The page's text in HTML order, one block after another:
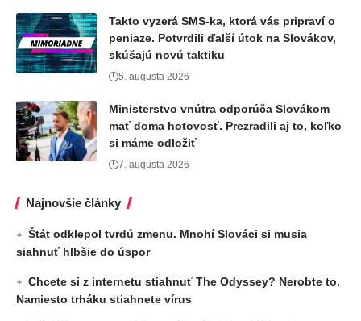
Takto vyzerá SMS-ka, ktorá vás pripraví o
peniaze. Potvrdili ďalší útok na Slovákov,
skúšajú novú taktiku
5. augusta 2026
Ministerstvo vnútra odporúča Slovákom
mať doma hotovosť. Prezradili aj to, koľko
si máme odložiť
7. augusta 2026
Najnovšie články
Štát odklepol tvrdú zmenu. Mnohí Slováci si musia
siahnuť hlbšie do úspor
Chcete si z internetu stiahnuť The Odyssey? Nerobte to.
Namiesto trháku stiahnete vírus